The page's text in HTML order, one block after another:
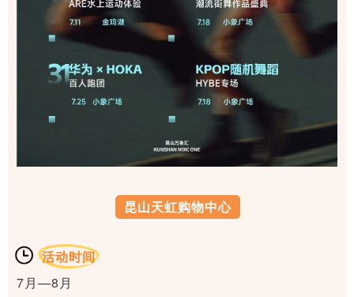
昆山天虹购物中心
活动时间
7月—8月